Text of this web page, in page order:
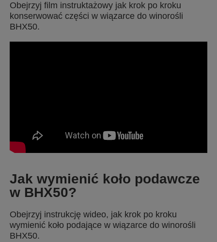
Obejrzyj film instruktażowy jak krok po kroku
konserwować części w wiązarce do winorośli
BHX50.
Jak wymienić koło podawcze
w BHX50?
Obejrzyj instrukcję wideo, jak krok po kroku
wymienić koło podające w wiązarce do winorośli
BHX50.